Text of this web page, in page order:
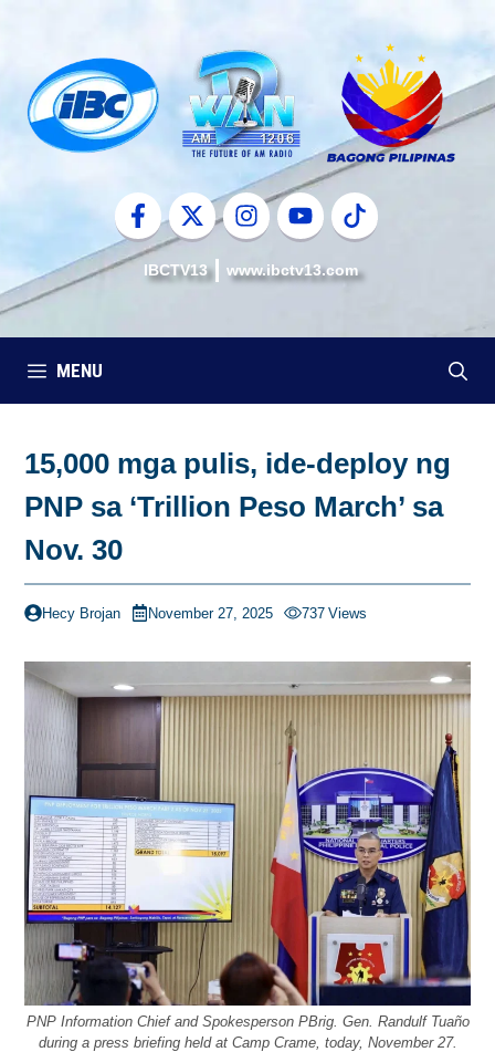
content
IBCTV13 www.ibctv13.com
MENU
15,000 mga pulis, ide-deploy ng
PNP sa ‘Trillion Peso March’ sa
Nov. 30
Hecy Brojan November 27, 2025 737 Views
PNP Information Chief and Spokesperson PBrig. Gen. Randulf Tuaño
during a press briefing held at Camp Crame, today, November 27.